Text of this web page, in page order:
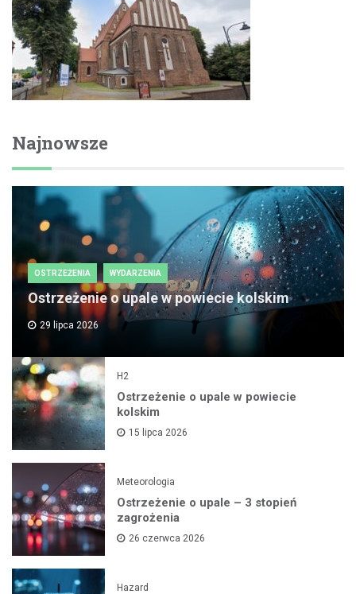
Najnowsze
OSTRZEŻENIA WYDARZENIA
Ostrzeżenie o upale w powiecie kolskim
29 lipca 2026
H2
Ostrzeżenie o upale w powiecie
kolskim
15 lipca 2026
Meteorologia
Ostrzeżenie o upale – 3 stopień
zagrożenia
26 czerwca 2026
Hazard